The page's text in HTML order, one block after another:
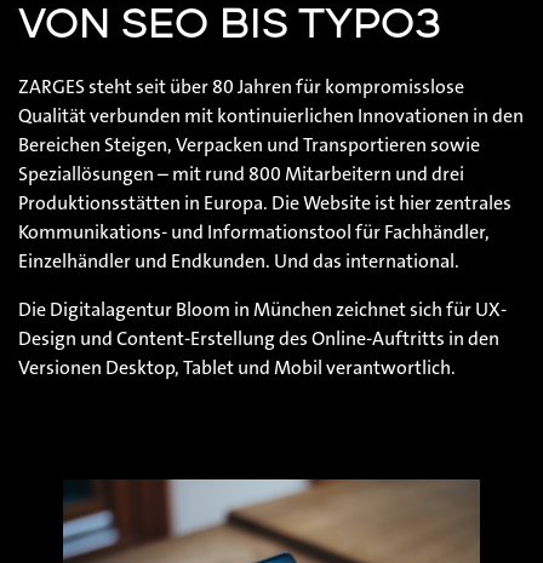
VON SEO BIS TYPO3
ZARGES steht seit über 80 Jahren für kompromisslose
Qualität verbunden mit kontinuierlichen Innovationen in den
Bereichen Steigen, Verpacken und Transportieren sowie
Speziallösungen – mit rund 800 Mitarbeitern und drei
Produktionsstätten in Europa. Die Website ist hier zentrales
Kommunikations- und Informationstool für Fachhändler,
Einzelhändler und Endkunden. Und das international.
Die Digitalagentur Bloom in München zeichnet sich für UX-
Design und Content-Erstellung des Online-Auftritts in den
Versionen Desktop, Tablet und Mobil verantwortlich.